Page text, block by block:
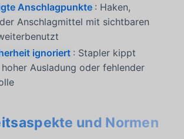
Anschlagpunkte : Haken,
Anschlagmittel mit sichtbaren
ignoriert : Stapler kippt
Ausladung oder fehlender
und Normen